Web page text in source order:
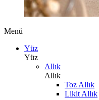
Menü
Yüz
Yüz
Allık
Allık
Toz Allık
Likit Allık